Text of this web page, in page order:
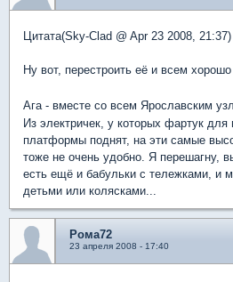
Цитата(Sky-Clad @ Apr 23 2008, 21:37)
Ну вот, перестроить её и всем
Ага - вместе со всем Ярославским
Из электричек, у которых фартук
платформы поднят, на эти самые
тоже не очень удобно. Я перешагну,
есть ещё и бабульки с тележками, и
детьми или колясками...
Рома72
23 апреля 2008 - 17:40